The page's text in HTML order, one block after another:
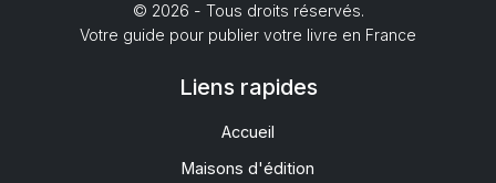
© 2026 - Tous droits réservés.
Votre guide pour publier votre livre en France
Liens rapides
Accueil
Maisons d'édition